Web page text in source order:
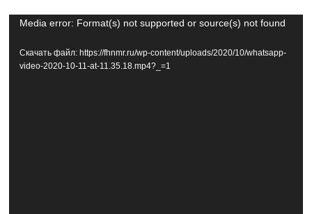
Видеоплеер
Media error: Format(s) not supported or source(s) not found
Скачать файл: https://fhnmr.ru/wp-content/uploads/2020/10/whatsapp-
video-2020-10-11-at-11.35.18.mp4?_=1